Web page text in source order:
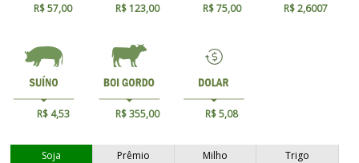
R$ 57,00 R$ 123,00 R$ 75,00 R$ 2,6007
R$ 4,53 R$ 355,00 R$ 5,08
Soja Prêmio Milho
Trigo